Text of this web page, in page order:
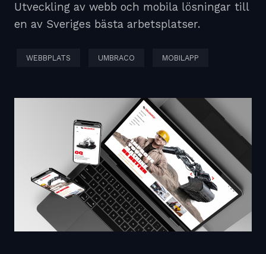
Utveckling av webb och mobila lösningar till
en av Sveriges bästa arbetsplatser.
WEBBPLATS UMBRACO MOBILAPP